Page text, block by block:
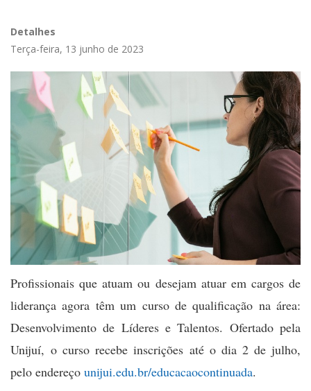
Detalhes
Terça-feira, 13 junho de 2023
Profissionais que atuam ou desejam atuar em cargos de
liderança agora têm um curso de qualificação na área:
Desenvolvimento de Líderes e Talentos. Ofertado pela
Unijuí, o curso recebe inscrições até o dia 2 de julho,
pelo endereço unijui.edu.br/educacaocontinuada.